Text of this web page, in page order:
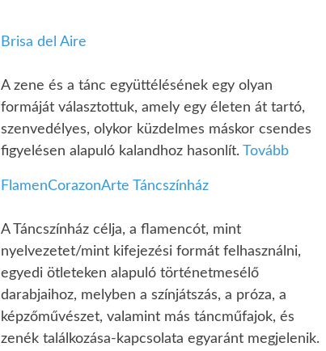
Brisa del Aire
A zene és a tánc együttélésének egy olyan
formáját választottuk, amely egy életen át tartó,
szenvedélyes, olykor küzdelmes máskor csendes
figyelésen alapuló kalandhoz hasonlít. Tovább
FlamenCorazonArte Táncszínház
A Táncszínház célja, a flamencót, mint
nyelvezetet/mint kifejezési formát felhasználni,
egyedi ötleteken alapuló történetmesélő
darabjaihoz, melyben a színjátszás, a próza, a
képzőművészet, valamint más táncműfajok, és
zenék találkozása-kapcsolata egyaránt megjelenik.